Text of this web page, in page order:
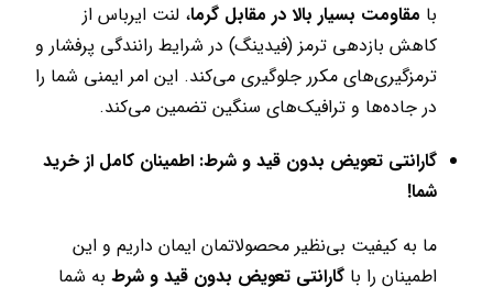
مقاومت بسیار بالا در مقابل گرما، لنت ایرباس از
کاهش بازدهی ترمز (فیدینگ) در شرایط رانندگی پرفشار و
ترمزگیری‌های مکرر جلوگیری می‌کند. این امر ایمنی شما را
در جاده‌ها و ترافیک‌های سنگین تضمین می‌کند.
گارانتی تعویض بدون قید و شرط: اطمینان کامل از خرید
شما!
ما به کیفیت بی‌نظیر محصولاتمان ایمان داریم و این
اطمینان را با گارانتی تعویض بدون قید و شرطبه شما